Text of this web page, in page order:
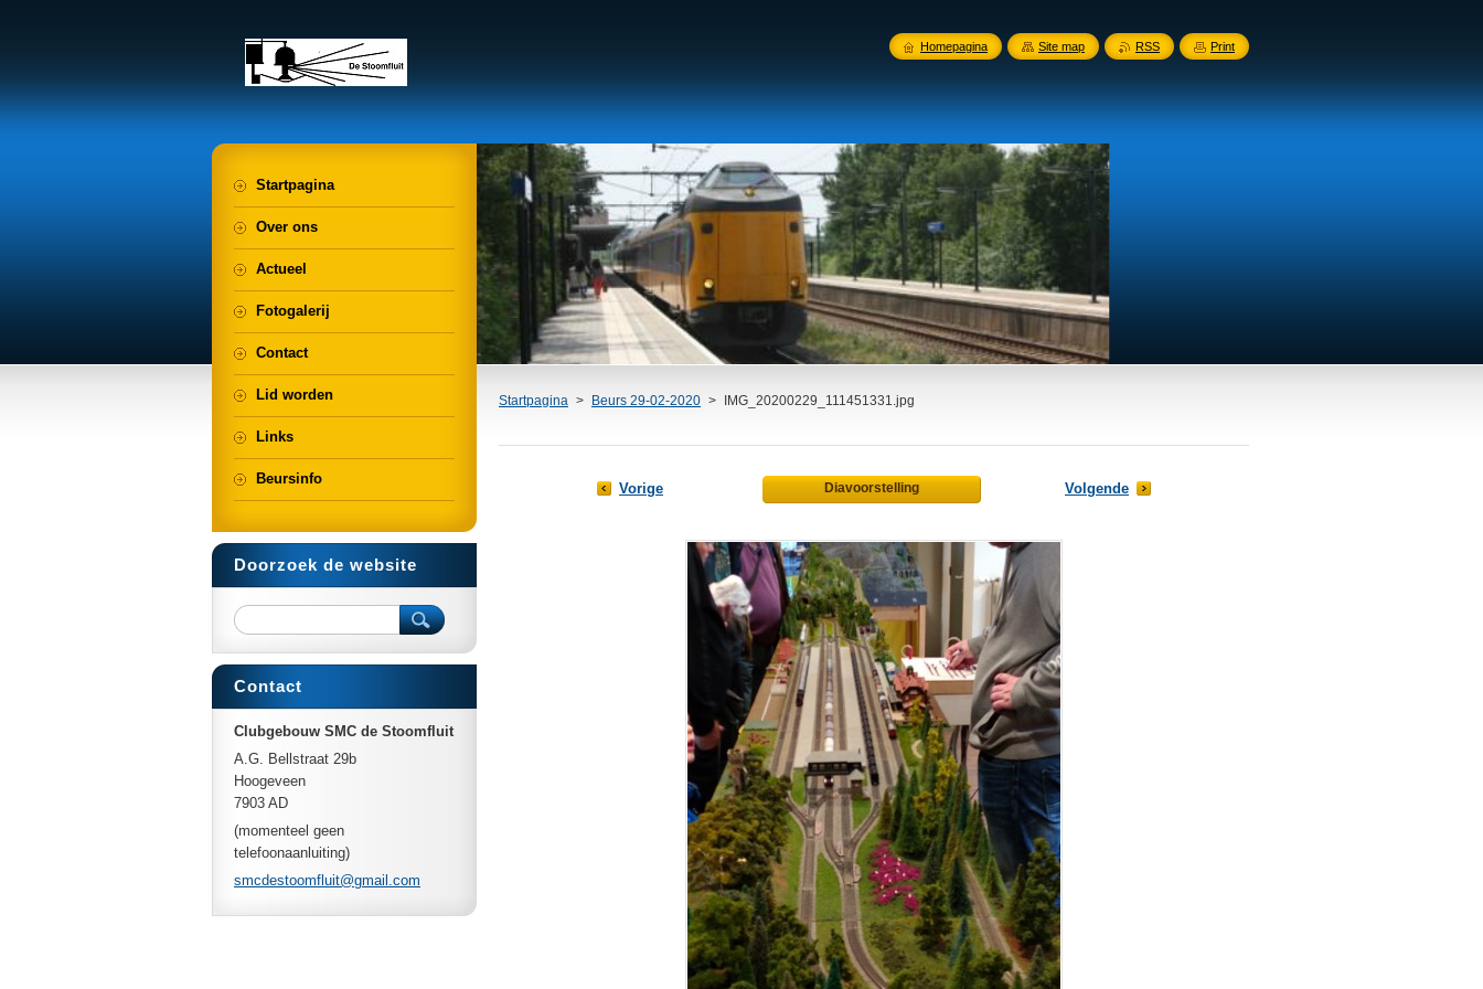
Startpagina > Beurs 29-02-2020 > IMG_20200229_111451331.jpg
Vorige Diavoorstelling Volgende
Startpagina
Over ons
Actueel
Fotogalerij
Contact
Lid worden
Links
Beursinfo
Doorzoek de website
Contact
Clubgebouw SMC de Stoomfluit
A.G. Bellstraat 29b
Hoogeveen
7903 AD
(momenteel geen
telefoonaanluiting)
smcdestoomfluit@gmail.com
Homepagina Site map RSS Print